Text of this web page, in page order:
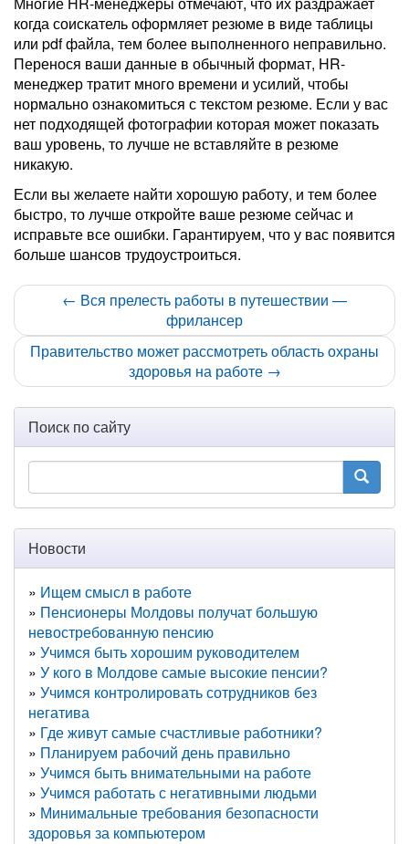
когда соискатель оформляет резюме в виде таблицы
или pdf файла, тем более выполненного неправильно.
Перенося ваши данные в обычный формат, HR-
менеджер тратит много времени и усилий, чтобы
нормально ознакомиться с текстом резюме. Если у вас
нет подходящей фотографии которая может показать
ваш уровень, то лучше не вставляйте в резюме
никакую.
Если вы желаете найти хорошую работу, и тем более
быстро, то лучше откройте ваше резюме сейчас и
исправьте все ошибки. Гарантируем, что у вас появится
больше шансов трудоустроиться.
← Вся прелесть работы в путешествии —
фрилансер
Правительство может рассмотреть область охраны
здоровья на работе →
Поиск по сайту
Новости
Ищем смысл в работе
Пенсионеры Молдовы получат большую
невостребованную пенсию
Учимся быть хорошим руководителем
У кого в Молдове самые высокие пенсии?
Учимся контролировать сотрудников без
негатива
Где живут самые счастливые работники?
Планируем рабочий день правильно
Учимся быть внимательными на работе
Учимся работать с негативными людьми
Минимальные требования безопасности
здоровья за компьютером